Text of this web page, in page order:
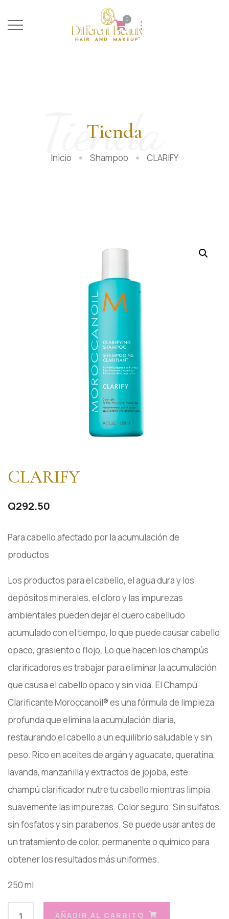
0
Tienda
Tienda
Inicio Shampoo CLARIFY
CLARIFY
Q292.50
Para cabello afectado por la acumulación de
productos
Los productos para el cabello, el agua dura y los
depósitos minerales, el cloro y las impurezas
ambientales pueden dejar el cuero cabelludo
acumulado con el tiempo, lo que puede causar cabello
opaco, grasiento o flojo. Lo que hacen los champús
clarificadores es trabajar para eliminar la acumulación
que causa el cabello opaco y sin vida. El Champú
Clarificante Moroccanoil® es una fórmula de limpieza
profunda que elimina la acumulación diaria,
restaurando el cabello a un equilibrio saludable y sin
peso. Rico en aceites de argán y aguacate, queratina,
lavanda, manzanilla y extractos de jojoba, este
champú clarificador nutre tu cabello mientras limpia
suavemente las impurezas. Color seguro. Sin sulfatos,
sin fosfatos y sin parabenos. Se puede usar antes de
un tratamiento de color, permanente o químico para
obtener los resultados más uniformes.
250 ml
AÑADIR AL CARRITO